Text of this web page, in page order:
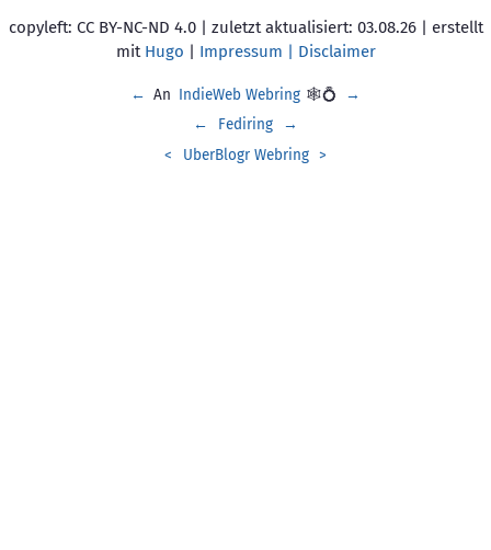
copyleft: CC BY-NC-ND 4.0 | zuletzt aktualisiert: 03.08.26 | erstellt
mit Hugo | Impressum | Disclaimer
← An IndieWeb Webring 🕸💍
→
←
Fediring
→
<
UberBlogr Webring >